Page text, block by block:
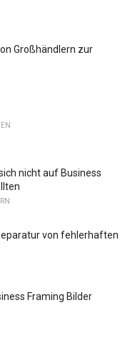
Großhändlern zur
nicht auf Business
von fehlerhaften
Framing Bilder